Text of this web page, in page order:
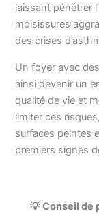
laissant pénétrer
moisissures
des crises
Un foyer avec
ainsi devenir un
qualité de vie et
limiter ces
surfaces peintes
premiers signes
💡 Conseil de